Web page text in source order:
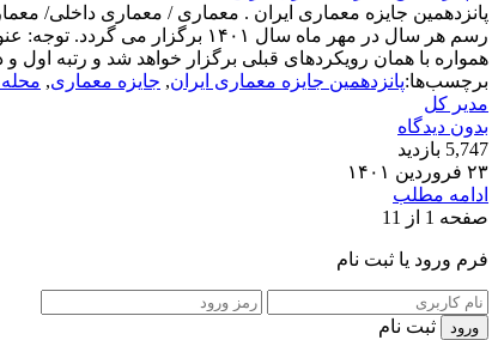
رسم هر سال در مهر ماه سال
همواره با همان رویکردهای قبلی برگزار خواهد شد و رتبه اول و
برچسب‌ها:پانزدهمین جایزه معماری ایران, جایزه معماری,
مدیر کل
بدون دیدگاه
5,747 بازدید
۲۳ فروردین ۱۴۰۱
ادامه مطلب
صفحه 1 از 1
1
فرم ورود یا ثبت نام
ثبت نام